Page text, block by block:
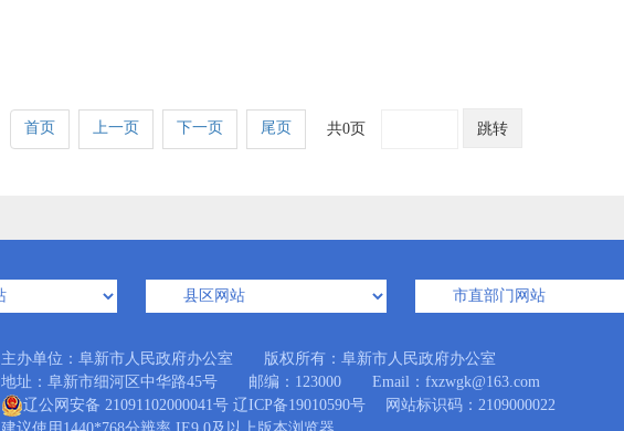
首页 上一页 下一页 尾页 共0页 跳转
主办单位：阜新市人民政府办公室 版权所有：阜新市人民政府办公室
地址：阜新市细河区中华路45号 邮编：123000 Email：fxzwgk@163.com
辽公网安备 21091102000041号 辽ICP备19010590号 网站标识码：2109000022